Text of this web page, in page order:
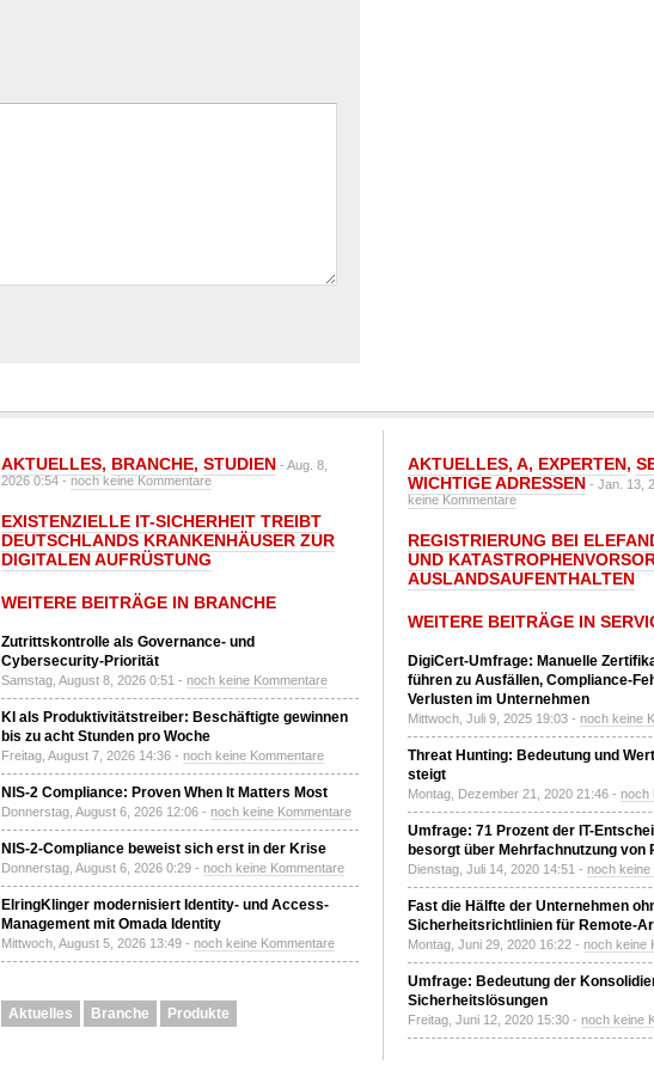
AKTUELLES, BRANCHE, STUDIEN - Aug. 8,
2026 0:54 -noch keine Kommentare
EXISTENZIELLE IT-SICHERHEIT TREIBT
DEUTSCHLANDS KRANKENHÄUSER ZUR
DIGITALEN AUFRÜSTUNG
WEITERE BEITRÄGE IN BRANCHE
Zutrittskontrolle als Governance- und
Cybersecurity-Priorität
Samstag, August 8, 2026 0:51 - noch keine Kommentare
KI als Produktivitätstreiber: Beschäftigte gewinnen
bis zu acht Stunden pro Woche
Freitag, August 7, 2026 14:36 - noch keine Kommentare
NIS-2 Compliance: Proven When It Matters Most
Donnerstag, August 6, 2026 12:06 - noch keine Kommentare
NIS-2-Compliance beweist sich erst in der Krise
Donnerstag, August 6, 2026 0:29 - noch keine Kommentare
ElringKlinger modernisiert Identity- und Access-
Management mit Omada Identity
Mittwoch, August 5, 2026 13:49 - noch keine Kommentare
Aktuelles Branche Produkte
AKTUELLES, A, EXPERTEN,
WICHTIGE ADRESSEN - Jan. 13,
keine Kommentare
REGISTRIERUNG BEI
UND
AUSLANDSAUFENTHALTEN
WEITERE BEITRÄGE IN
DigiCert-Umfrage: Manuelle
führen zu Ausfällen, Compliance-
Verlusten im Unternehmen
Mittwoch, Juli 9, 2025 19:03 - noch keine
Threat Hunting: Bedeutung und
steigt
Montag, Dezember 21, 2020 21:46 - noch
Umfrage: 71 Prozent der IT-
besorgt über Mehrfachnutzung von
Dienstag, Juli 14, 2020 14:51 - noch keine
Fast die Hälfte der Unternehmen
Sicherheitsrichtlinien für Remote-
Montag, Juni 29, 2020 16:22 - noch keine
Umfrage: Bedeutung der
Sicherheitslösungen
Freitag, Juni 12, 2020 15:30 - noch keine